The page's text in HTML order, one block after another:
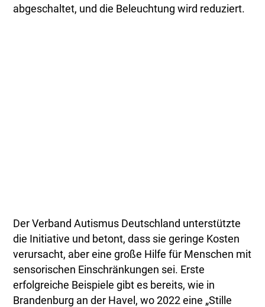
abgeschaltet, und die Beleuchtung wird reduziert.
Der Verband Autismus Deutschland unterstützte
die Initiative und betont, dass sie geringe Kosten
verursacht, aber eine große Hilfe für Menschen mit
sensorischen Einschränkungen sei. Erste
erfolgreiche Beispiele gibt es bereits, wie in
Brandenburg an der Havel, wo 2022 eine „Stille